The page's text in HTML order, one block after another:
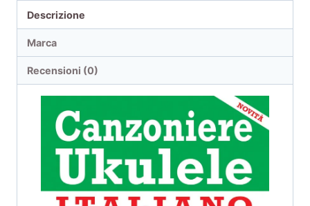
Descrizione
Marca
Recensioni (0)